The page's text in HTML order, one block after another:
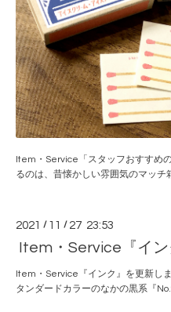
Item・Service「スタッフおすすめ
るのは、昔懐かしい雰囲気のマッチ
2021 / 11 / 27 23:53
Item・Service『イ
Item・Service『インク』を更新し
タンダードカラーのなかの黒系『